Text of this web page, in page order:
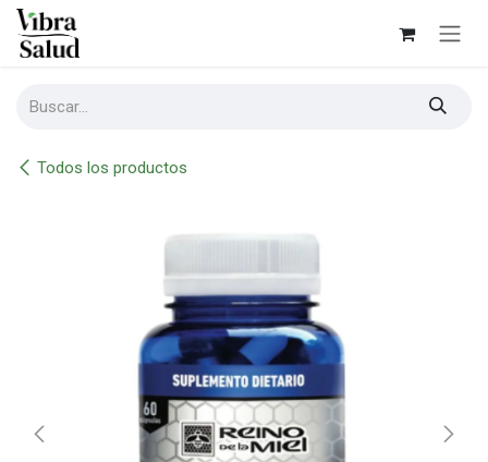
Ir al contenido
Todos los productos